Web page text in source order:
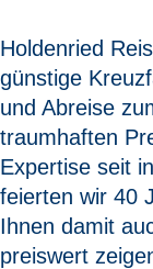
Holdenried
günstige
und Abreise
traumhaften
Expertise seit
feierten wir 40
Ihnen damit
preiswert